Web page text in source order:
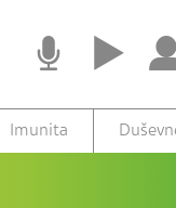
Imunita